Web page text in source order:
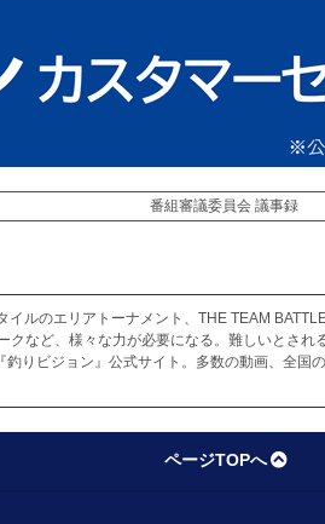
番組審議委員会 議事録
ルのエリアトーナメント、THE TEAM
など、様々な力が必要になる。難しいとさ
りビジョン』公式サイト。多数の動画、全
ページTOPへ